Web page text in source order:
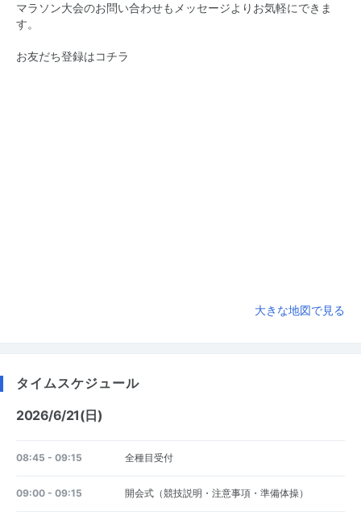
マラソン大会のお問い合わせもメッセージよりお気軽にできま
す。
お友だち登録はコチラ
大きな地図で見る
タイムスケジュール
2026/6/21(日)
08:45 - 09:15 全種目受付
09:00 - 09:15 開会式（競技説明・注意事項・準備体操）